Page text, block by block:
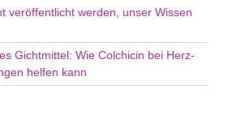
veröffentlicht werden, unser Wissen
Gichtmittel: Wie Colchicin bei Herz-
helfen kann